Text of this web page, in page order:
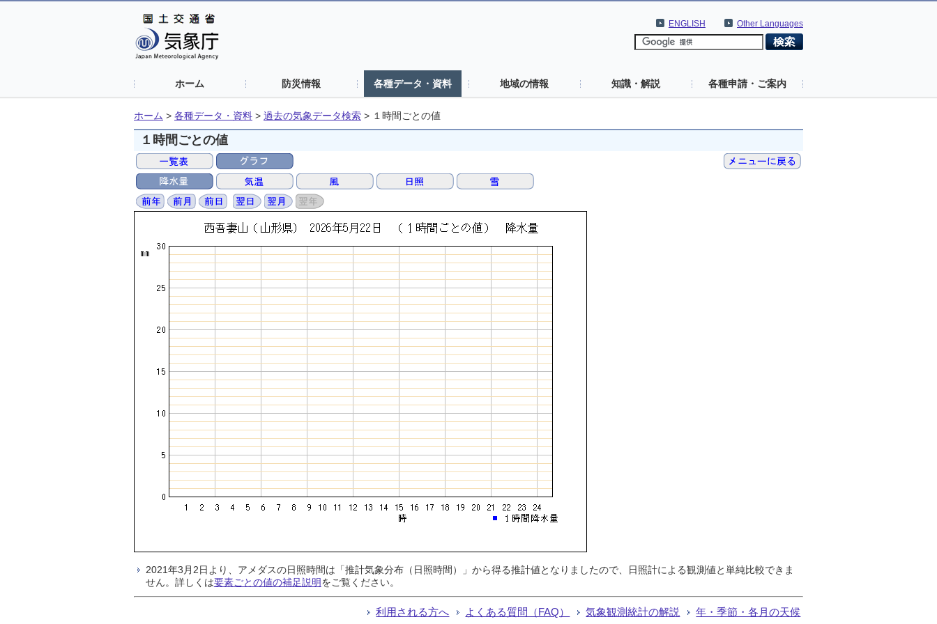
Other Languages
ENGLISH
ホーム 防災情報 各種データ・資料 地域の情報 知識・解説 各種申請・ご案内
ホーム > 各種データ・資料 > 過去の気象データ検索 > １時間ごとの値
１時間ごとの値
2021年3月2日より、アメダスの日照時間は「推計気象分布（日照時間）」から得る推計値となりましたので、日照計による観測値と単純比較できま
せん。詳しくは要素ごとの値の補足説明をご覧ください。
利用される方へ よくある質問（FAQ） 気象観測統計の解説 年・季節・各月の天候